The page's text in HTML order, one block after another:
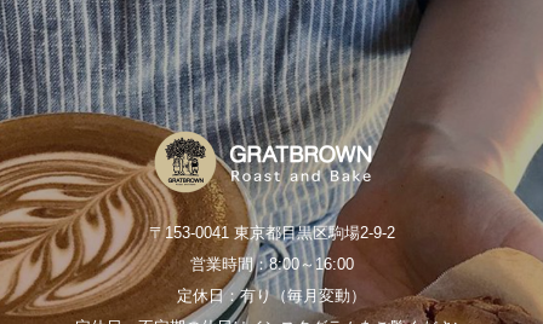
〒153-0041 東京都目黒区駒場2-9-2
営業時間：8:00～16:00
定休日：有り（毎月変動）